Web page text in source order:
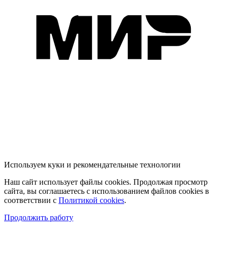
Используем куки и рекомендательные технологии
Наш сайт использует файлы cookies. Продолжая просмотр
сайта, вы соглашаетесь с использованием файлов cookies в
соответствии с Политикой cookies.
Продолжить работу